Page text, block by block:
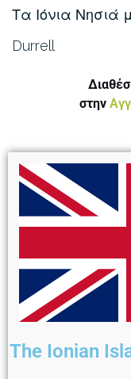
Τα Ιόνια Νησιά
Durrell
στην
The Ionian